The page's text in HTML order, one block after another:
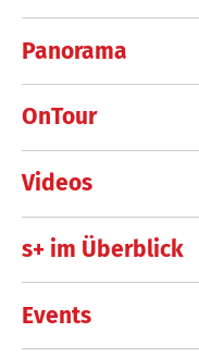
Panorama
OnTour
Videos
s+ im Überblick
Events